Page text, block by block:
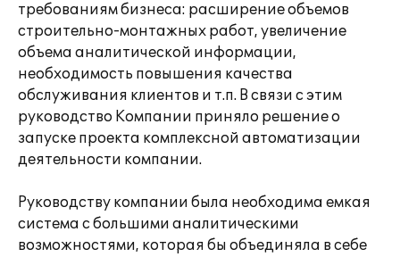
требованиям бизнеса: расширение объемов
строительно-монтажных работ, увеличение
объема аналитической информации,
необходимость повышения качества
обслуживания клиентов и т.п. В связи с этим
руководство Компании приняло решение о
запуске проекта комплексной автоматизации
деятельности компании.
Руководству компании была необходима емкая
система с большими аналитическими
возможностями, которая бы объединяла в себе